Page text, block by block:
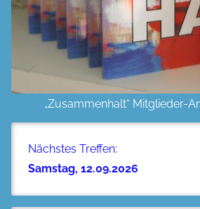
„Zusammenhalt“ Mitglieder-
Nächstes Treffen:
Samstag, 12.09.2026